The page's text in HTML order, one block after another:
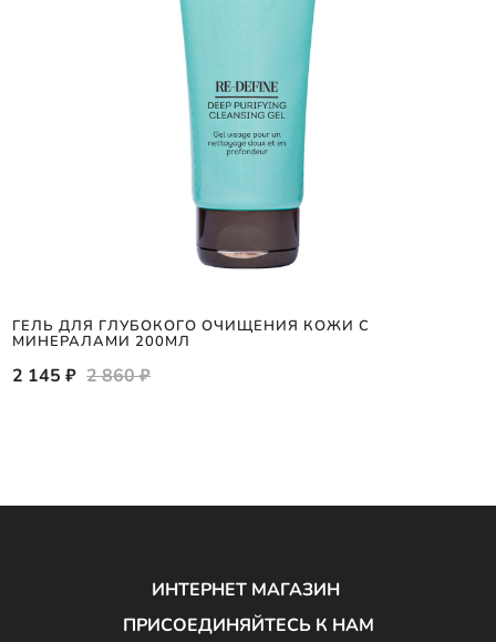
ГЕЛЬ ДЛЯ ГЛУБОКОГО ОЧИЩЕНИЯ КОЖИ С
МИНЕРАЛАМИ 200МЛ
2 145 ₽ 2 860 ₽
ИНТЕРНЕТ МАГАЗИН
ПРИСОЕДИНЯЙТЕСЬ К НАМ